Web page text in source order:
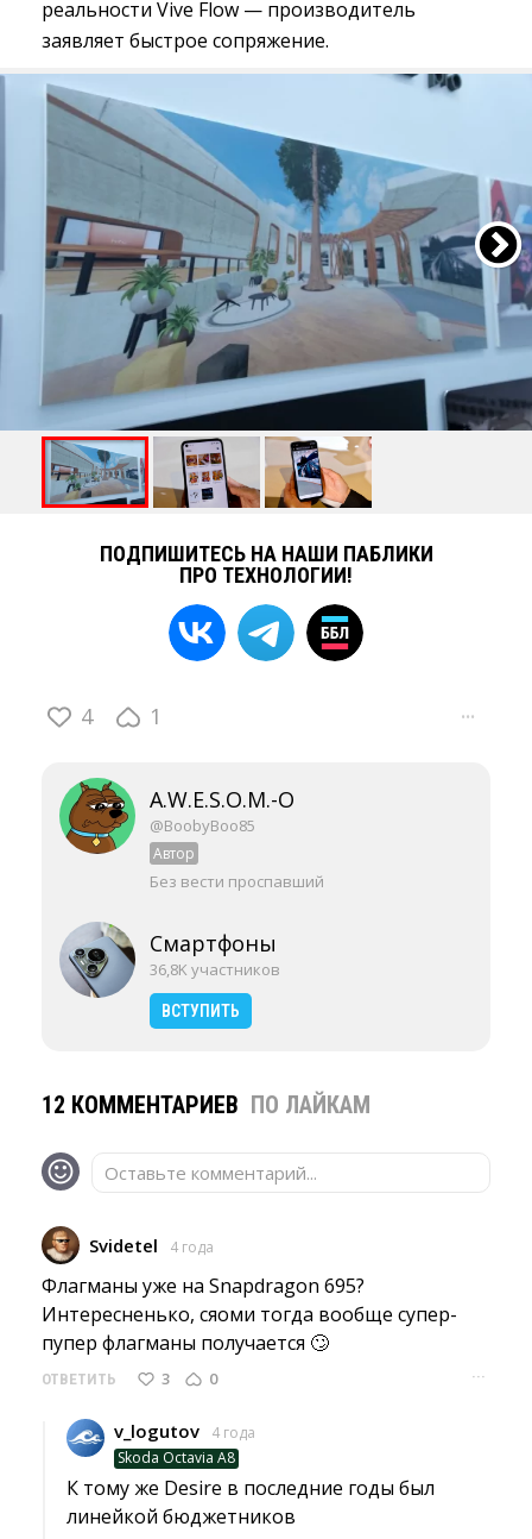
реальности Vive Flow — производитель
заявляет быстрое сопряжение.
ПОДПИШИТЕСЬ НА НАШИ ПАБЛИКИ
ПРО ТЕХНОЛОГИИ!
4 1 ···
A.W.E.S.O.M.-O
@BoobyBoo85
Автор
Без вести проспавший
Смартфоны
36,8K участников
ВСТУПИТЬ
12 КОММЕНТАРИЕВ ПО ЛАЙКАМ
Оставьте комментарий...
Svidetel 4 года
Флагманы уже на Snapdragon 695?
Интересненько, сяоми тогда вообще супер-
пупер флагманы получается 🙄
ОТВЕТИТЬ 3 0 ···
v_logutov
4 года
Skoda Octavia A8
К тому же Desire в последние годы был
линейкой бюджетников